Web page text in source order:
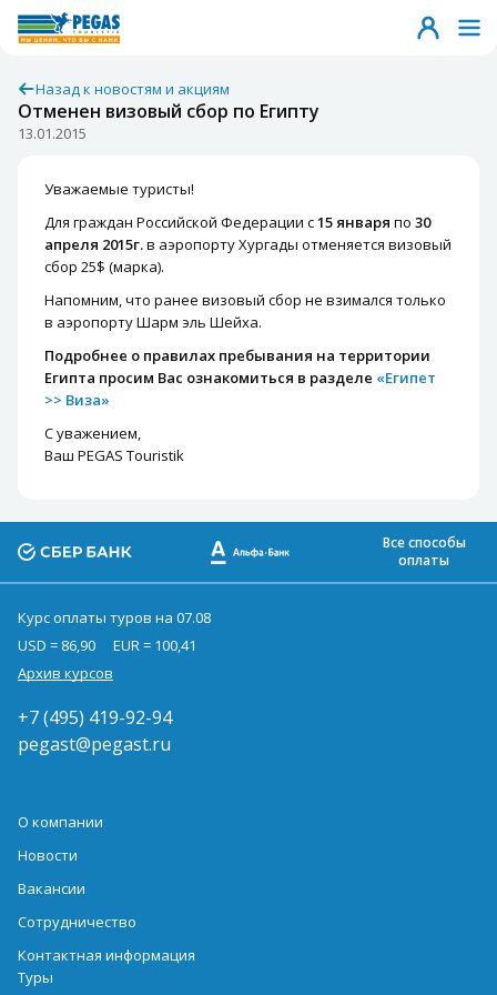
Назад к новостям и акциям
Отменен визовый сбор по Египту
13.01.2015
Уважаемые туристы!
Для граждан Российской Федерации с15 января по 30
апреля 2015г.в аэропорту Хургады отменяется визовый
сбор 25$ (марка).
Напомним, что ранее визовый сбор не взимался только
в аэропорту Шарм эль Шейха.
Подробнее о правилах пребывания на территории
Египта просим Вас ознакомиться в разделе «Египет
>> Виза»
С уважением,
Ваш PEGAS Touristik
Все способы
оплаты
Курс оплаты туров на 07.08
USD = 86,90
EUR = 100,41
Архив курсов
+7 (495) 419-92-94
pegast@pegast.ru
О компании
Новости
Вакансии
Сотрудничество
Контактная информация
Туры